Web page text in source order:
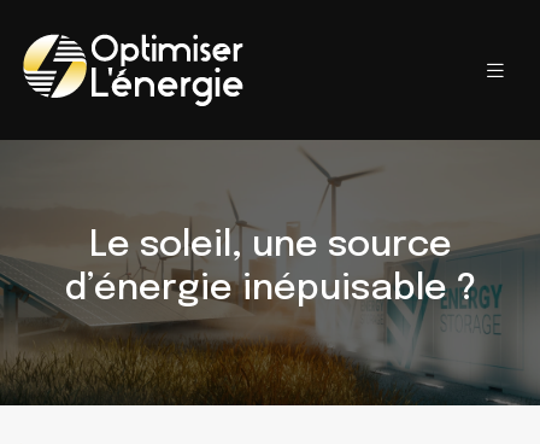
Le soleil, une source
d’énergie inépuisable ?